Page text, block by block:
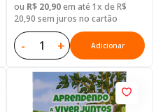
ou R$ 20,90em até 1x de R$
20,90 sem juros no cartão
- + Adicionar